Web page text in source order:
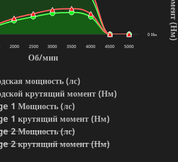
Об/мин
мощность (лс)
крутящий момент (Нм)
1 Мощность (лс)
1 крутящий момент (Нм)
2 Мощность (лс)
2 крутящий момент (Нм)
2000 2500 3000 3500 4000 4500 5000
0 Нм